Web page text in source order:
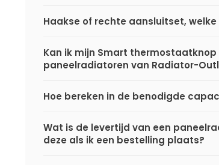
Haakse of rechte aansluitset, welke
Kan ik mijn Smart
paneelradiatoren van Radiator-
Hoe bereken in de benodigde
Wat is de levertijd van een
deze als ik een bestelling plaats?